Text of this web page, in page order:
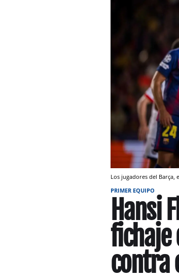
Los jugadores del Barça,
PRIMER EQUIPO
Hansi
fichaje
contra